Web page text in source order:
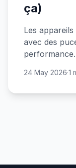
ça)
Les
avec des
24 May 2026·1